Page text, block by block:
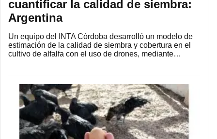
cuantificar la calidad de siembra:
Argentina
Un equipo del INTA Córdoba desarrolló un modelo de
estimación de la calidad de siembra y cobertura en el
cultivo de alfalfa con el uso de drones, mediante…